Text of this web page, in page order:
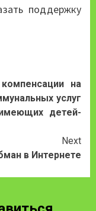
поддержку
на
услуг
детей-
Next
в Интернете